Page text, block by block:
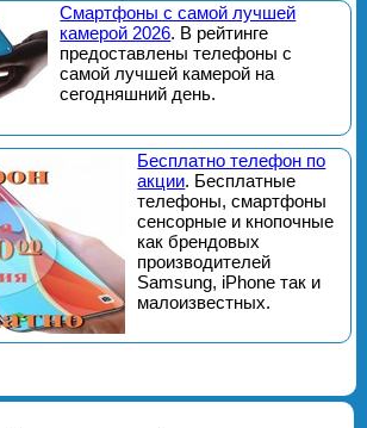
Смартфоны с самой лучшей
камерой 2026. В рейтинге
предоставлены телефоны с
самой лучшей камерой на
сегодняшний день.
Бесплатно телефон по
акции. Бесплатные
телефоны, смартфоны
сенсорные и кнопочные
как брендовых
производителей
Samsung, iPhone так и
малоизвестных.